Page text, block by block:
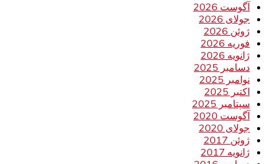
آگوست 2026
جولای 2026
ژوئن 2026
فوریه 2026
ژانویه 2026
دسامبر 2025
نوامبر 2025
اکتبر 2025
سپتامبر 2025
آگوست 2020
جولای 2020
ژوئن 2017
ژانویه 2017